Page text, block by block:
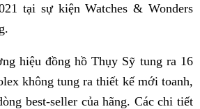
tại sự kiện Watches & Wonders
hiệu đồng hồ Thụy Sỹ tung ra 16
không tung ra thiết kế mới toanh,
best-seller của hãng. Các chi tiết